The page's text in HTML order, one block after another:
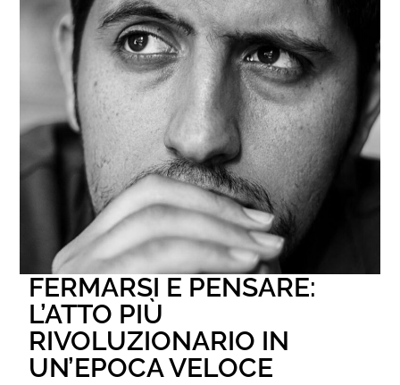
FERMARSI E PENSARE:
L’ATTO PIÙ
RIVOLUZIONARIO IN
UN’EPOCA VELOCE